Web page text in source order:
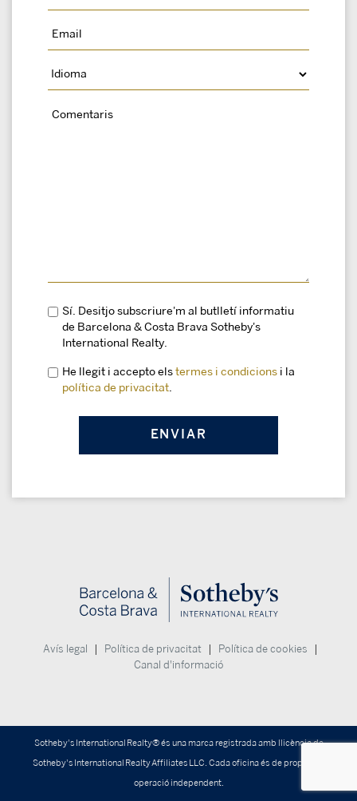
Sí. Desitjo subscriure'm al butlletí informatiu
de Barcelona & Costa Brava Sotheby's
International Realty.
He llegit i accepto els termes i condicions i la
política de privacitat
Avís legal Política de privacitat Política de cookies
Canal d'informació
Sotheby's International Realty® és una marca registrada amb llicència de
Sotheby's International Realty Affiliates LLC. Cada oficina és de propietat i
operació independent.